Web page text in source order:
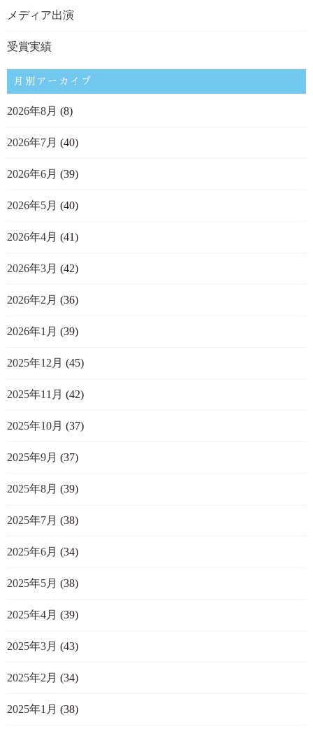
メディア出演
受賞実績
月別アーカイブ
2026年8月 (8)
2026年7月 (40)
2026年6月 (39)
2026年5月 (40)
2026年4月 (41)
2026年3月 (42)
2026年2月 (36)
2026年1月 (39)
2025年12月 (45)
2025年11月 (42)
2025年10月 (37)
2025年9月 (37)
2025年8月 (39)
2025年7月 (38)
2025年6月 (34)
2025年5月 (38)
2025年4月 (39)
2025年3月 (43)
2025年2月 (34)
2025年1月 (38)